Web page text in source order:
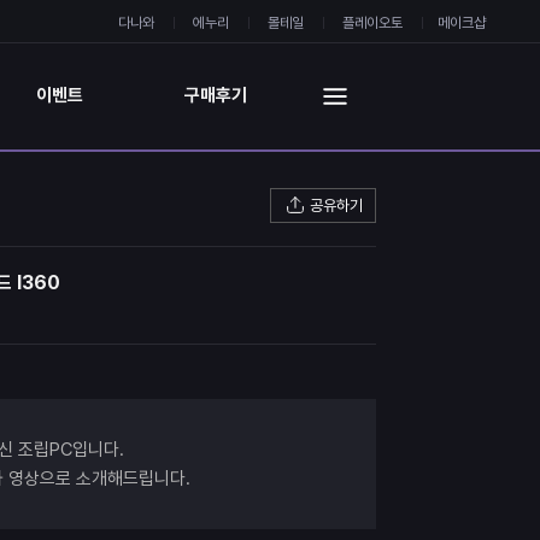
다나와 에누리 몰테일 플레이오토 메이크샵
이벤트 구매후기
공유하기
I360
조립PC입니다.
상으로 소개해드립니다.